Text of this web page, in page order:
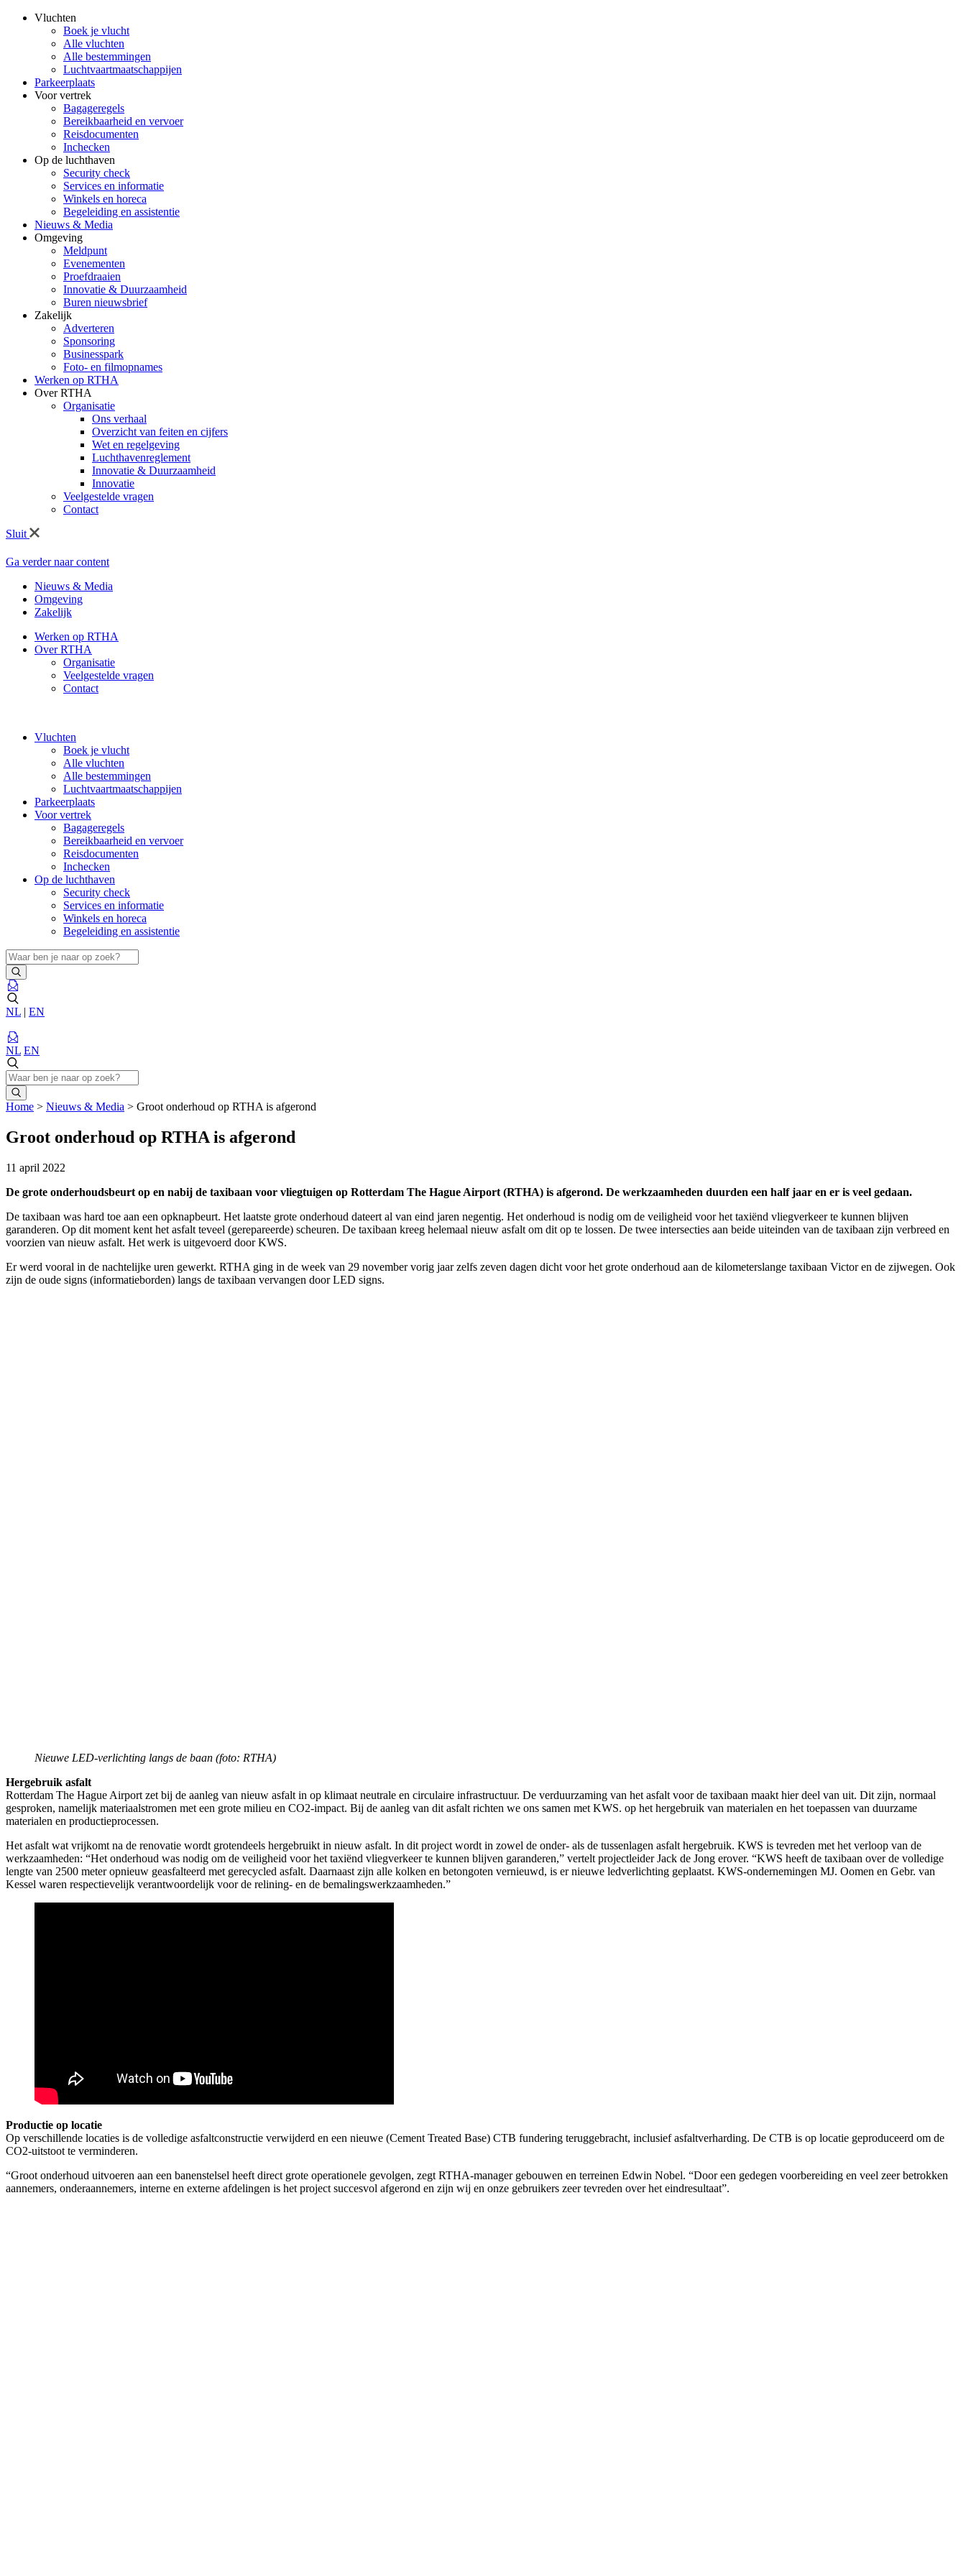
Vluchten
Boek je vlucht
Alle vluchten
Alle bestemmingen
Luchtvaartmaatschappijen
Parkeerplaats
Voor vertrek
Bagageregels
Bereikbaarheid en vervoer
Reisdocumenten
Inchecken
Op de luchthaven
Security check
Services en informatie
Winkels en horeca
Begeleiding en assistentie
Nieuws & Media
Omgeving
Meldpunt
Evenementen
Proefdraaien
Innovatie & Duurzaamheid
Buren nieuwsbrief
Zakelijk
Adverteren
Sponsoring
Businesspark
Foto- en filmopnames
Werken op RTHA
Over RTHA
Organisatie
Ons verhaal
Overzicht van feiten en cijfers
Wet en regelgeving
Luchthavenreglement
Innovatie & Duurzaamheid
Innovatie
Veelgestelde vragen
Contact
Sluit
Ga verder naar content
Nieuws & Media
Omgeving
Zakelijk
Werken op RTHA
Over RTHA
Organisatie
Veelgestelde vragen
Contact
Vluchten
Boek je vlucht
Alle vluchten
Alle bestemmingen
Luchtvaartmaatschappijen
Parkeerplaats
Voor vertrek
Bagageregels
Bereikbaarheid en vervoer
Reisdocumenten
Inchecken
Op de luchthaven
Security check
Services en informatie
Winkels en horeca
Begeleiding en assistentie
NL | EN
NL EN
Home > Nieuws & Media > Groot onderhoud op RTHA is afgerond
Groot onderhoud op RTHA is afgerond
11 april 2022
De grote onderhoudsbeurt op en nabij de taxibaan voor vliegtuigen op Rotterdam The Hague Airport (RTHA) is afgerond. De werkzaamheden duurden een half jaar en er is veel gedaan.
De taxibaan was hard toe aan een opknapbeurt. Het laatste grote onderhoud dateert al van eind jaren negentig. Het onderhoud is nodig om de veiligheid voor het taxiënd vliegverkeer te kunnen blijven
garanderen. Op dit moment kent het asfalt teveel (gerepareerde) scheuren. De taxibaan kreeg helemaal nieuw asfalt om dit op te lossen. De twee intersecties aan beide uiteinden van de taxibaan zijn verbreed en
voorzien van nieuw asfalt. Het werk is uitgevoerd door KWS.
Er werd vooral in de nachtelijke uren gewerkt. RTHA ging in de week van 29 november vorig jaar zelfs zeven dagen dicht voor het grote onderhoud aan de kilometerslange taxibaan Victor en de zijwegen. Ook
zijn de oude signs (informatieborden) langs de taxibaan vervangen door LED signs.
Nieuwe LED-verlichting langs de baan (foto: RTHA)
Hergebruik asfalt
Rotterdam The Hague Airport zet bij de aanleg van nieuw asfalt in op klimaat neutrale en circulaire infrastructuur. De verduurzaming van het asfalt voor de taxibaan maakt hier deel van uit. Dit zijn, normaal
gesproken, namelijk materiaalstromen met een grote milieu en CO2-impact. Bij de aanleg van dit asfalt richten we ons samen met KWS. op het hergebruik van materialen en het toepassen van duurzame
materialen en productieprocessen.
Het asfalt wat vrijkomt na de renovatie wordt grotendeels hergebruikt in nieuw asfalt. In dit project wordt in zowel de onder- als de tussenlagen asfalt hergebruik. KWS is tevreden met het verloop van de
werkzaamheden: “Het onderhoud was nodig om de veiligheid voor het taxiënd vliegverkeer te kunnen blijven garanderen,” vertelt projectleider Jack de Jong erover. “KWS heeft de taxibaan over de volledige
lengte van 2500 meter opnieuw geasfalteerd met gerecycled asfalt. Daarnaast zijn alle kolken en betongoten vernieuwd, is er nieuwe ledverlichting geplaatst. KWS-ondernemingen MJ. Oomen en Gebr. van
Kessel waren respectievelijk verantwoordelijk voor de relining- en de bemalingswerkzaamheden.”
Productie op locatie
Op verschillende locaties is de volledige asfaltconstructie verwijderd en een nieuwe (Cement Treated Base) CTB fundering teruggebracht, inclusief asfaltverharding. De CTB is op locatie geproduceerd om de
CO2-uitstoot te verminderen.
“Groot onderhoud uitvoeren aan een banenstelsel heeft direct grote operationele gevolgen, zegt RTHA-manager gebouwen en terreinen Edwin Nobel. “Door een gedegen voorbereiding en veel zeer betrokken
aannemers, onderaannemers, interne en externe afdelingen is het project succesvol afgerond en zijn wij en onze gebruikers zeer tevreden over het eindresultaat”.